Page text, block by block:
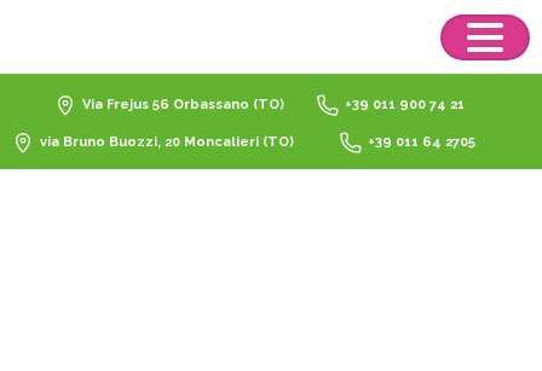
Via Frejus 56 Orbassano (TO) +39 011 900 74 21
via Bruno Buozzi, 20 Moncalieri (TO) +39 011 64 2705